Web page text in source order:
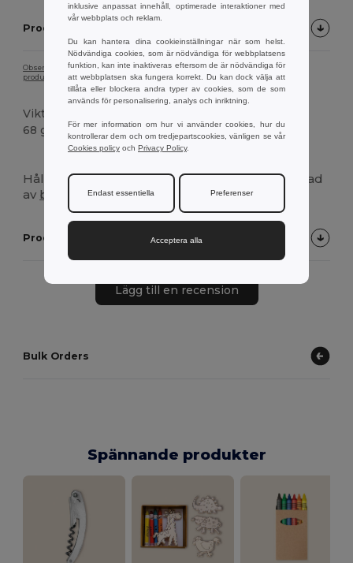
Produktbeskrivning
Observera att på grund av skärmkalibrering kan det hända att färgen på
produktbilden inte exakt överensstämmer med den faktiska produktfärgen.
Vikt
68 g.
Högt lager
Hållare för mobiltelefon och surfplatta tillverkad
av bambu .
Produktkundrecensioner
Lägg till en recension
Bulk Orders
Spännande produkter
inklusive anpassat innehåll, optimerade interaktioner med
vår webbplats och reklam.
Du kan hantera dina cookieinställningar när som helst.
Nödvändiga cookies, som är nödvändiga för webbplatsens
funktion, kan inte inaktiveras eftersom de är nödvändiga för
att webbplatsen ska fungera korrekt. Du kan dock välja att
tillåta eller blockera andra typer av cookies, som de som
används för personalisering, analys och inriktning.
För mer information om hur vi använder cookies, hur du
kontrollerar dem och om tredjepartscookies, vänligen se vår
Cookies policy och Privacy Policy.
Endast essentiella Preferenser
Acceptera alla